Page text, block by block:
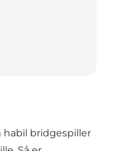
habil bridgespiller